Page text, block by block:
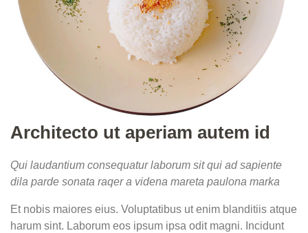
Architecto ut aperiam autem id
Qui laudantium consequatur laborum sit qui ad sapiente
dila parde sonata raqer a videna mareta paulona marka
Et nobis maiores eius. Voluptatibus ut enim blanditiis atque
harum sint. Laborum eos ipsum ipsa odit magni. Incidunt